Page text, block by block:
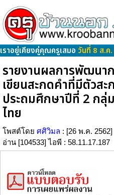
เราอยู่เคียงคู่คุณครูเสมอ วันที่ 8 ส.ค
รายงานผลการพัฒนา
เขียนสะกดคำที่มีตัวส
ประถมศึกษาปีที่ 2 กลุ่
ไทย
โพสต์โดย ศศิวิมล : [26 พ.ค. 2562]
อ่าน [104533] ไอพี : 58.11.17.187